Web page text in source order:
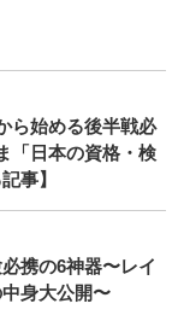
ら始める後半戦必
「日本の資格・検
事】
携の6神器〜レイ
身大公開〜